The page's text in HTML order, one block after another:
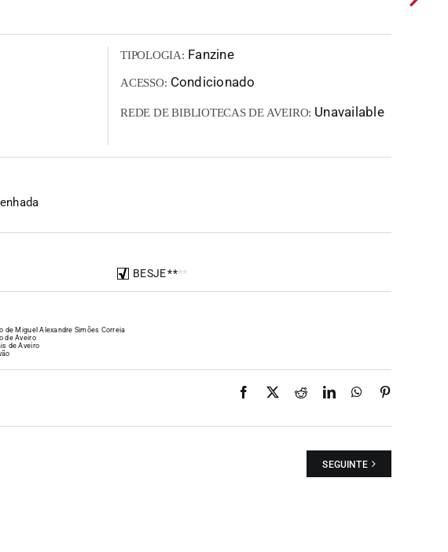
TIPOLOGIA: Fanzine
ACESSO: Condicionado
REDE DE BIBLIOTECAS DE AVEIRO: Unavailable
BESJE****
de Miguel Alexandre Simões Correia
de Aveiro
de Aveiro
Facebook
X RedditLinkedInWhatsApp
SEGUINTE